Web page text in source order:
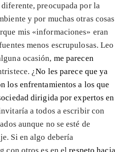
preocupada por la
y por muchas otras cosas
mis «informaciones» eran
menos escrupulosas. Leo
ocasión, me parecen
¿No les parece que ya
los enfrentamientos a los que
dirigida por expertos en
a todos a escribir con
aunque no se esté de
Si en algo debería
con otros es en elrespeto hacia